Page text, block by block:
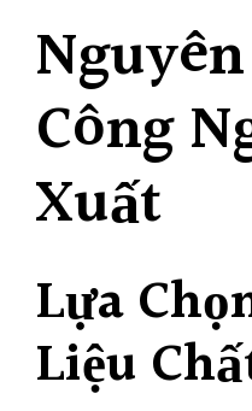
Công
Xuất
Lựa
Liệu